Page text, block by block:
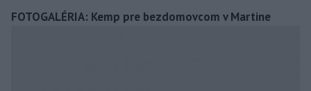
FOTOGALÉRIA: Kemp pre bezdomovcom v Martine